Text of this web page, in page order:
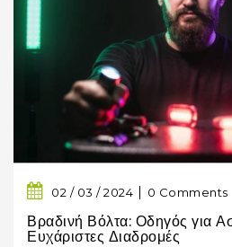
02 / 03 / 2024 0 Comments
Βραδινή Βόλτα: Οδηγός για
Ευχάριστες Διαδρομές